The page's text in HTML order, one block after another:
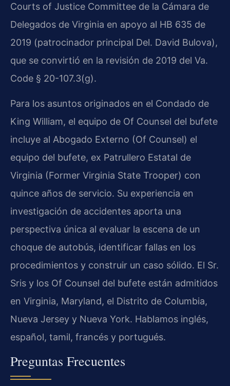
Courts of Justice Committee de la Cámara de
Delegados de Virginia en apoyo al HB 635 de
2019 (patrocinador principal Del. David Bulova),
que se convirtió en la revisión de 2019 del Va.
Code § 20-107.3(g).
Para los asuntos originados en el Condado de
King William, el equipo de Of Counsel del bufete
incluye al Abogado Externo (Of Counsel) el
equipo del bufete, ex Patrullero Estatal de
Virginia (Former Virginia State Trooper) con
quince años de servicio. Su experiencia en
investigación de accidentes aporta una
perspectiva única al evaluar la escena de un
choque de autobús, identificar fallas en los
procedimientos y construir un caso sólido. El Sr.
Sris y los Of Counsel del bufete están admitidos
en Virginia, Maryland, el Distrito de Columbia,
Nueva Jersey y Nueva York. Hablamos inglés,
español, tamil, francés y portugués.
Preguntas Frecuentes